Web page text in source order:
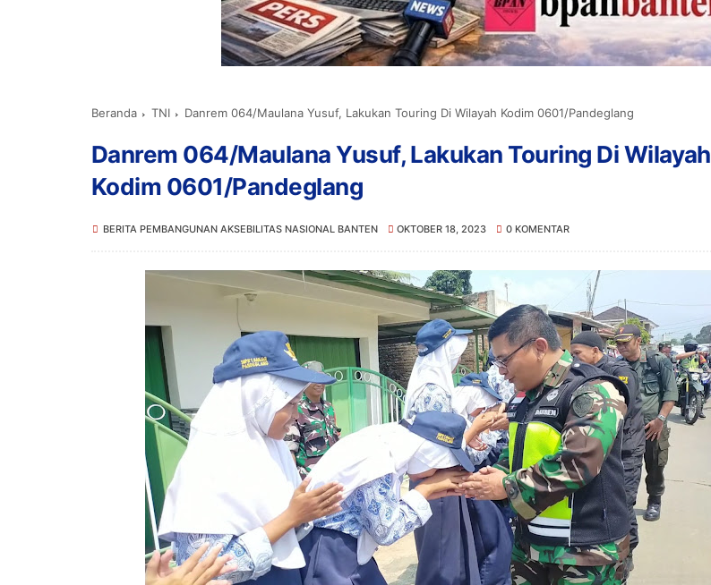
Beranda TNI Danrem 064/Maulana Yusuf, Lakukan Touring Di Wilayah Kodim 0601/Pandeglang
Danrem 064/Maulana Yusuf, Lakukan Touring Di Wilayah
Kodim 0601/Pandeglang
BERITA PEMBANGUNAN AKSEBILITAS NASIONAL BANTEN OKTOBER 18, 2023 0 KOMENTAR